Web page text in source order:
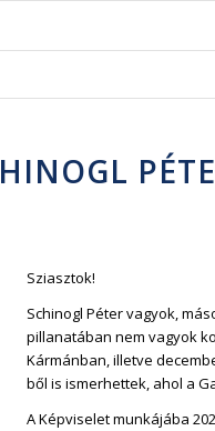
Sziasztok!
Schinogl Péter vagyok,
pillanatában nem vagyok
Kármánban, illetve
ből is ismerhettek, ahol a
A Képviselet munkájába